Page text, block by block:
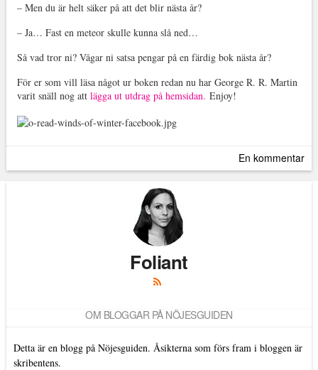
– Men du är helt säker på att det blir nästa år?
– Ja… Fast en meteor skulle kunna slå ned…
Så vad tror ni? Vågar ni satsa pengar på en färdig bok nästa år?
För er som vill läsa något ur boken redan nu har George R. R. Martin
varit snäll nog attlägga ut utdrag på hemsidan. Enjoy!
En kommentar
Foliant
OM BLOGGAR PÅ NÖJESGUIDEN
Detta är en blogg på Nöjesguiden. Åsikterna som förs fram i bloggen är
skribentens.